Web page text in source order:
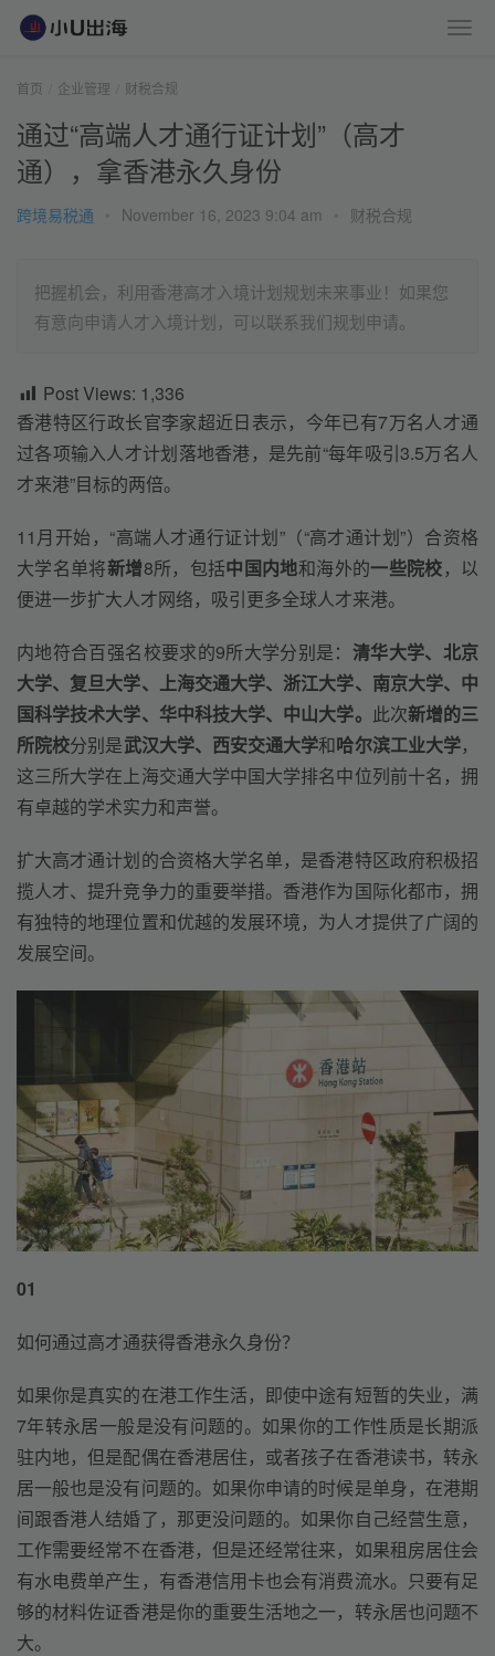
首页 企业管理 财税合规
通过“高端人才通行证计划”（高才
通），拿香港永久身份
跨境易税通 November 16, 2023 9:04 am 财税合规
把握机会，利用香港高才入境计划规划未来事业！如果您
有意向申请人才入境计划，可以联系我们规划申请。
Post Views: 1,336
香港特区行政长官李家超近日表示，今年已有7万名人才通
过各项输入人才计划落地香港，是先前“每年吸引3.5万名人
才来港”目标的两倍。
11月开始，“高端人才通行证计划”（“高才通计划”）合资格
大学名单将新增8所，包括中国内地和海外的一些院校，以
便进一步扩大人才网络，吸引更多全球人才来港。
内地符合百强名校要求的9所大学分别是： 清华大学、北京
大学、复旦大学、上海交通大学、浙江大学、南京大学、中
国科学技术大学、华中科技大学、中山大学。 此次新增的三
所院校分别是武汉大学、西安交通大学和哈尔滨工业大学，
这三所大学在上海交通大学中国大学排名中位列前十名，拥
有卓越的学术实力和声誉。
扩大高才通计划的合资格大学名单，是香港特区政府积极招
揽人才、提升竞争力的重要举措。香港作为国际化都市，拥
有独特的地理位置和优越的发展环境，为人才提供了广阔的
发展空间。
01
如何通过高才通获得香港永久身份？
如果你是真实的在港工作生活，即使中途有短暂的失业，满
7年转永居一般是没有问题的。如果你的工作性质是长期派
驻内地，但是配偶在香港居住，或者孩子在香港读书，转永
居一般也是没有问题的。如果你申请的时候是单身，在港期
间跟香港人结婚了，那更没问题的。如果你自己经营生意，
工作需要经常不在香港，但是还经常往来，如果租房居住会
有水电费单产生，有香港信用卡也会有消费流水。只要有足
够的材料佐证香港是你的重要生活地之一，转永居也问题不
大。